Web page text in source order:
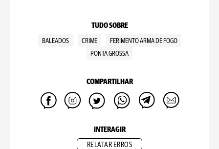
TUDO SOBRE
BALEADOS CRIME
FERIMENTO ARMA DE FOGO
PONTA GROSSA
COMPARTILHAR
INTERAGIR
RELATAR ERROS